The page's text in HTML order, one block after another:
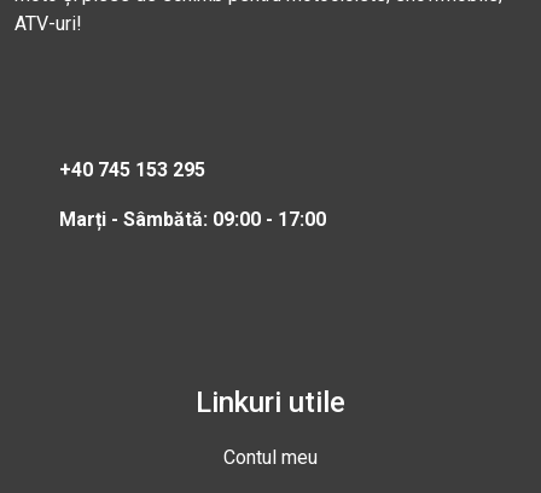
ATV-uri!
+40 745 153 295
Marți - Sâmbătă: 09:00 - 17:00
Linkuri utile
Contul meu